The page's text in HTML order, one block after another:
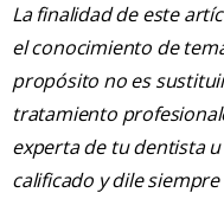
La finalidad de este
el conocimiento de
propósito no es
tratamiento
experta de tu dentista
calificado y dile